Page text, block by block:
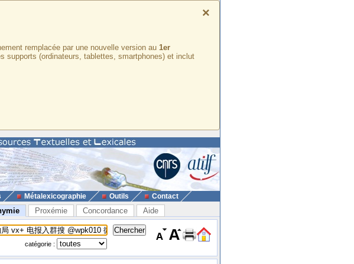
×
remplacée par une nouvelle version au 1er
supports (ordinateurs, tablettes, smartphones) et inclut
Métalexicographie Outils Contact
Proxémie Concordance Aide
catégorie :